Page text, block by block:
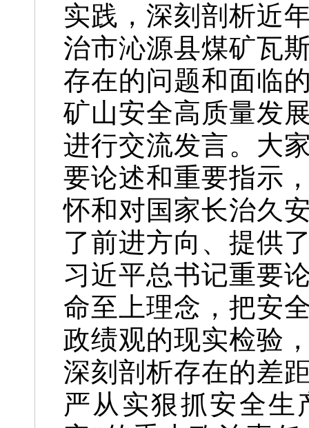
实践，深刻剖析近
治市沁源县煤矿瓦
存在的问题和面临
矿山安全高质量发
进行交流发言。大
要论述和重要指示
怀和对国家长治久
了前进方向、提供
习近平总书记重要
命至上理念，把安
政绩观的现实检验
深刻剖析存在的差
严从实狠抓安全